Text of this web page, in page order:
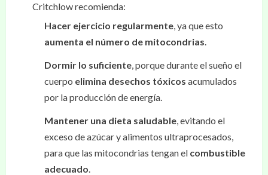
Critchlow recomienda:
Hacer ejercicio regularmente, ya que esto
aumenta el número de mitocondrias.
Dormir lo suficiente, porque durante el sueño el
cuerpo elimina desechos tóxicos acumulados
por la producción de energía.
Mantener una dieta saludable, evitando el
exceso de azúcar y alimentos ultraprocesados,
para que las mitocondrias tengan el combustible
adecuado.